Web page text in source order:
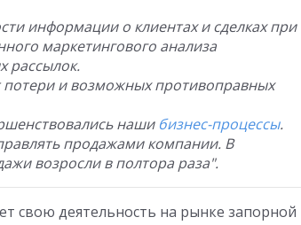
информации о клиентах и сделках при
маркетингового анализа
рассылок.
и возможных противоправных
наши бизнес-процессы.
продажами компании. В
возросли в полтора раза".
свою деятельность на рынке запорной